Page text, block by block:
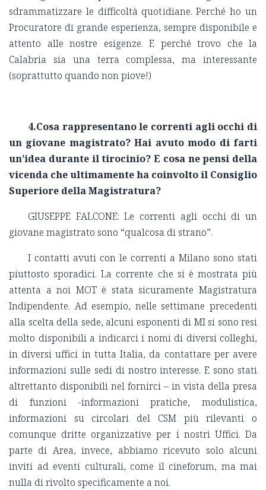
sdrammatizzare le difficoltà quotidiane. Perché ho un
Procuratore di grande esperienza, sempre disponibile e
attento alle nostre esigenze. E perché trovo che la
Calabria sia una terra complessa, ma interessante
(soprattutto quando non piove!)
4.Cosa rappresentano le correnti agli occhi di
un giovane magistrato? Hai avuto modo di farti
un’idea durante il tirocinio? E cosa ne pensi della
vicenda che ultimamente ha coinvolto il Consiglio
Superiore della Magistratura?
GIUSEPPE FALCONE: Le correnti agli occhi di un
giovane magistrato sono “qualcosa di strano”.
I contatti avuti con le correnti a Milano sono stati
piuttosto sporadici. La corrente che si è mostrata più
attenta a noi MOT è stata sicuramente Magistratura
Indipendente. Ad esempio, nelle settimane precedenti
alla scelta della sede, alcuni esponenti di MI si sono resi
molto disponibili a indicarci i nomi di diversi colleghi,
in diversi uffici in tutta Italia, da contattare per avere
informazioni sulle sedi di nostro interesse. E sono stati
altrettanto disponibili nel fornirci – in vista della presa
di funzioni -informazioni pratiche, modulistica,
informazioni su circolari del CSM più rilevanti o
comunque dritte organizzative per i nostri Uffici. Da
parte di Area, invece, abbiamo ricevuto solo alcuni
inviti ad eventi culturali, come il cineforum, ma mai
nulla di rivolto specificamente a noi.